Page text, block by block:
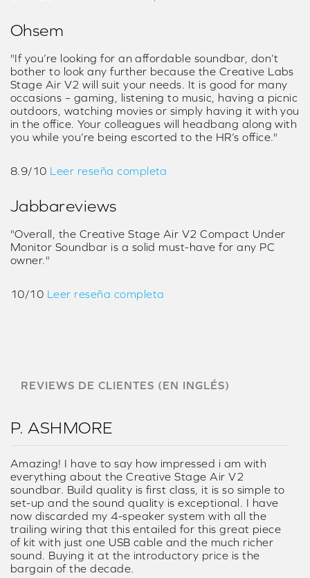
Ohsem
"If you’re looking for an affordable soundbar, don’t
bother to look any further because the Creative Labs
Stage Air V2 will suit your needs. It is good for many
occasions – gaming, listening to music, having a picnic
outdoors, watching movies or simply having it with you
in the office. Your colleagues will headbang along with
you while you’re being escorted to the HR’s office."
8.9/10 Leer reseña completa
Jabbareviews
"Overall, the Creative Stage Air V2 Compact Under
Monitor Soundbar is a solid must-have for any PC
owner."
10/10 Leer reseña completa
REVIEWS DE CLIENTES (EN INGLÉS)
P. ASHMORE
Amazing! I have to say how impressed i am with
everything about the Creative Stage Air V2
soundbar. Build quality is first class, it is so simple to
set-up and the sound quality is exceptional. I have
now discarded my 4-speaker system with all the
trailing wiring that this entailed for this great piece
of kit with just one USB cable and the much richer
sound. Buying it at the introductory price is the
bargain of the decade.